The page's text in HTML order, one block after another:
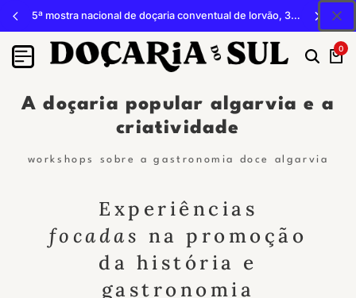
5ª mostra nacional de doçaria conventual de lorvão, 3, 4 e 5 de outubro 2026, penacova
0
A doçaria popular algarvia e a
criatividade
workshops sobre a gastronomia doce algarvia
Experiências
focadas na promoção
da história e
gastronomia